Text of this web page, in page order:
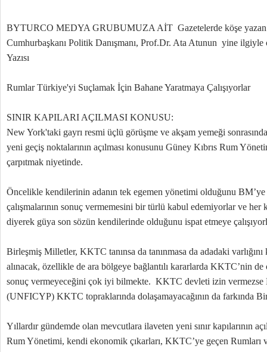
BYTURCO MEDYA GRUBUMUZA AİT Gazetelerde köşe
Cumhurbaşkanı Politik Danışmanı, Prof.Dr. Ata Atunun yine
Yazısı
Rumlar Türkiye'yi Suçlamak İçin Bahane Yaratmaya Çalışıyorlar
SINIR KAPILARI AÇILMASI KONUSU:
New York'taki gayrı resmi üçlü görüşme ve akşam yemeği
yeni geçiş noktalarının açılması konusunu Güney Kıbrıs Rum
çarpıtmak niyetinde.
Öncelikle kendilerinin adanın tek egemen yönetimi olduğunu BM’ye
çalışmalarının sonuç vermemesini bir türlü kabul edemiyorlar ve
diyerek güya son sözün kendilerinde olduğunu ispat etmeye
Birleşmiş Milletler, KKTC tanınsa da tanınmasa da adadaki
alınacak, özellikle de ara bölgeye bağlantılı kararlarda KKTC’nin
sonuç vermeyeceğini çok iyi bilmekte. KKTC devleti izin vermezse
(UNFICYP) KKTC topraklarında dolaşamayacağının da farkında
Yıllardır gündemde olan mevcutlara ilaveten yeni sınır kapılarının
Rum Yönetimi, kendi ekonomik çıkarları, KKTC’ye geçen Rumları